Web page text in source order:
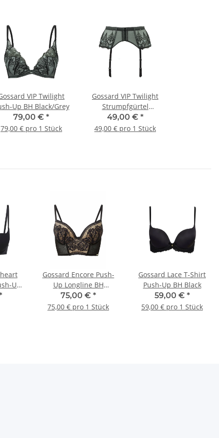
VIP Twilight
Up BH Black/Grey
79,00 € *
79,00 € pro 1 Stück
Gossard VIP Twilight
Strumpfgürtel
Black/Grey
49,00 € *
49,00 € pro 1 Stück
Up
Gossard Encore Push-
Up Longline BH
Black/Nude
75,00 € *
75,00 € pro 1 Stück
Gossard Lace T-Shirt
Push-Up BH Black
59,00 € *
59,00 € pro 1 Stück